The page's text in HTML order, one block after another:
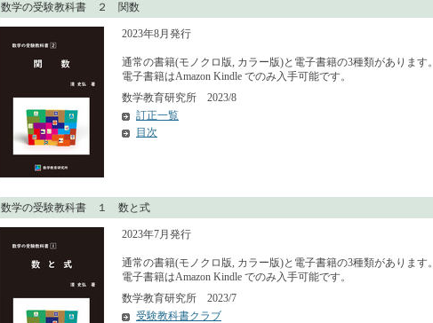
数学の受験教科書 ２ 関数
2023年8月発行
通常の書籍(モノクロ版, カラー版)と電子書籍の3種類があります。
電子書籍はAmazon Kindle でのみ入手可能です。
数学教育研究所 2023/8
訂正一覧
目次
数学の受験教科書 １ 数と式
2023年7月発行
通常の書籍(モノクロ版, カラー版)と電子書籍の3種類があります。
電子書籍はAmazon Kindle でのみ入手可能です。
数学教育研究所 2023/7
受験教科書クラブ